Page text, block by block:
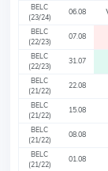
BELC
(23/24)
06.08
BELC
(22/23)
07.08
BELC
(22/23)
31.07
BELC
(21/22)
22.08
BELC
(21/22)
15.08
BELC
(21/22)
08.08
BELC
(21/22)
01.08